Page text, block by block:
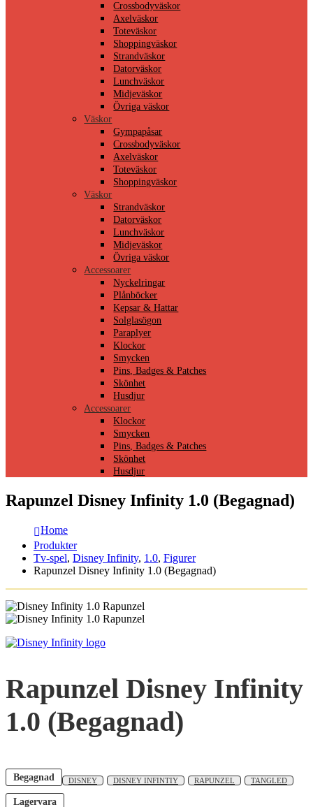
Crossbodyväskor
Axelväskor
Toteväskor
Shoppingväskor
Strandväskor
Datorväskor
Lunchväskor
Midjeväskor
Övriga väskor
Väskor
Gympapåsar
Crossbodyväskor
Axelväskor
Toteväskor
Shoppingväskor
Väskor
Strandväskor
Datorväskor
Lunchväskor
Midjeväskor
Övriga väskor
Accessoarer
Nyckelringar
Plånböcker
Kepsar & Hattar
Solglasögon
Paraplyer
Klockor
Smycken
Pins, Badges & Patches
Skönhet
Husdjur
Accessoarer
Klockor
Smycken
Pins, Badges & Patches
Skönhet
Husdjur
Rapunzel Disney Infinity 1.0 (Begagnad)
Home
Produkter
Tv-spel, Disney Infinity, 1.0, Figurer
Rapunzel Disney Infinity 1.0 (Begagnad)
Rapunzel Disney Infinity
1.0 (Begagnad)
Begagnad
Lagervara
DISNEY DISNEY INFINTIY RAPUNZEL TANGLED